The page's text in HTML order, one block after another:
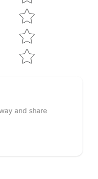
and share